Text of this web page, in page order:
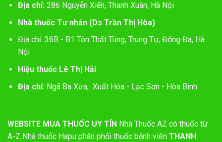
Địa chỉ:286 Nguyễn Xiển, Thanh Xuân, Hà Nội
Nhà thuốc Tư nhân (Ds Trần Thị Hòa)
Địa chỉ: 36B - B1 Tôn Thất Tùng, Trung Tự, Đống Đa, Hà
Nội
Hiệu thuốc Lê Thị Hải
Địa chỉ: Ngã Ba Xưa, Xuất Hóa - Lạc Sơn - Hòa Bình
WEBSITE MUA THUỐC UY TÍN Nhà Thuốc AZ có thuốc từ
A-Z Nhà thuốc Hapu phân phối thuốc bệnh viên THANH